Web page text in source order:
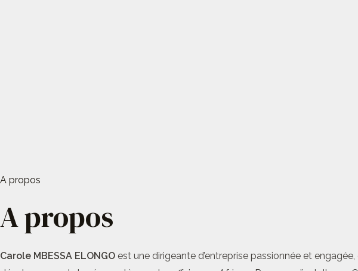
A propos
A propos
Carole MBESSA ELONGO est une dirigeante d’entreprise passionnée et